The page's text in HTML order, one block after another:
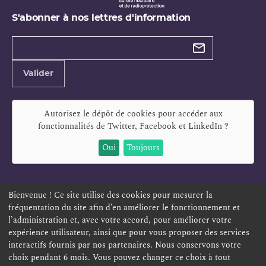
S'abonner à nos lettres d'information
Types de
Valider
Autorisez le dépôt de cookies pour accéder aux
fonctionnalités de Twitter, Facebook et LinkedIn?
Oui
Toujours
ESPACE PERSONNEL OFFRES D'EMPLOI SIGNALEMENT
TÉLÉSERVICES PLAN DU SITE
ACCESSIBILITÉ POLITIQUE DE CONFIDENTIALITÉ
MENTIONS LÉGALES CONTACT
Bienvenue ! Ce site utilise des cookies pour mesurer la
fréquentation du site afin d’en améliorer le fonctionnement et
l’administration et, avec votre accord, pour améliorer votre
expérience utilisateur, ainsi que pour vous proposer des services
interactifs fournis par nos partenaires. Nous conservons votre
choix pendant 6 mois. Vous pouvez changer ce choix à tout